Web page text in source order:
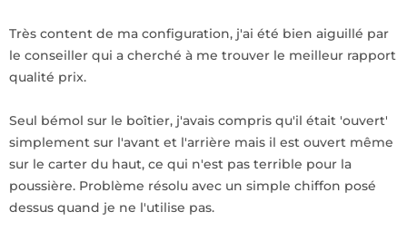
Très content de ma configuration, j'ai été bien aiguillé par
le conseiller qui a cherché à me trouver le meilleur rapport
qualité prix.
Seul bémol sur le boîtier, j'avais compris qu'il était 'ouvert'
simplement sur l'avant et l'arrière mais il est ouvert même
sur le carter du haut, ce qui n'est pas terrible pour la
poussière. Problème résolu avec un simple chiffon posé
dessus quand je ne l'utilise pas.